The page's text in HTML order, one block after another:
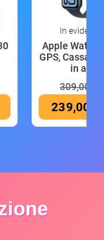
In evidenza
Apple Watch
GPS, Cassa
in all
309,00 €
239,00 €